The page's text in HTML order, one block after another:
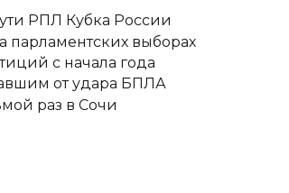
РПЛ Кубка России
парламентских выборах
с начала года
от удара БПЛА
раз в Сочи